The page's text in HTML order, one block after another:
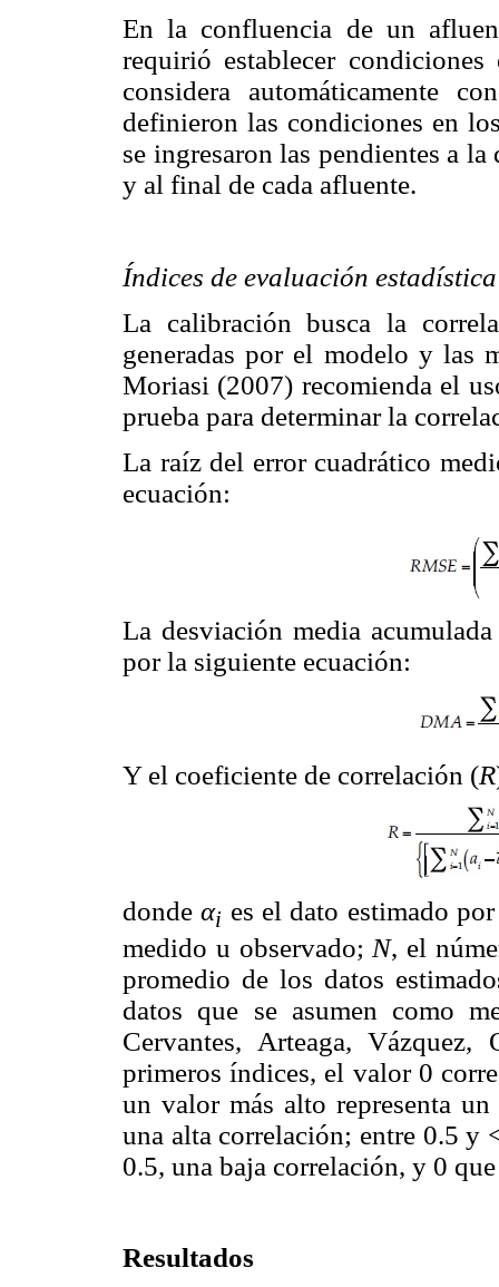
En la confluencia de un
requirió establecer
considera automáticamente
definieron las condiciones en
se ingresaron las pendientes a
y al final de cada afluente.
Índices de evaluación
La calibración busca la
generadas por el modelo y las
Moriasi (2007) recomienda el
prueba para determinar la
La raíz del error cuadrático
ecuación:
La desviación media
por la siguiente ecuación:
Y el coeficiente de correlación (R
dondeαi es el dato estimado
medido u observado; N, el
promedio de los datos
datos que se asumen como
Cervantes, Arteaga,
primeros índices, el valor 0
un valor más alto representa
una alta correlación; entre 0.5 y
0.5, una baja correlación, y 0
Resultados